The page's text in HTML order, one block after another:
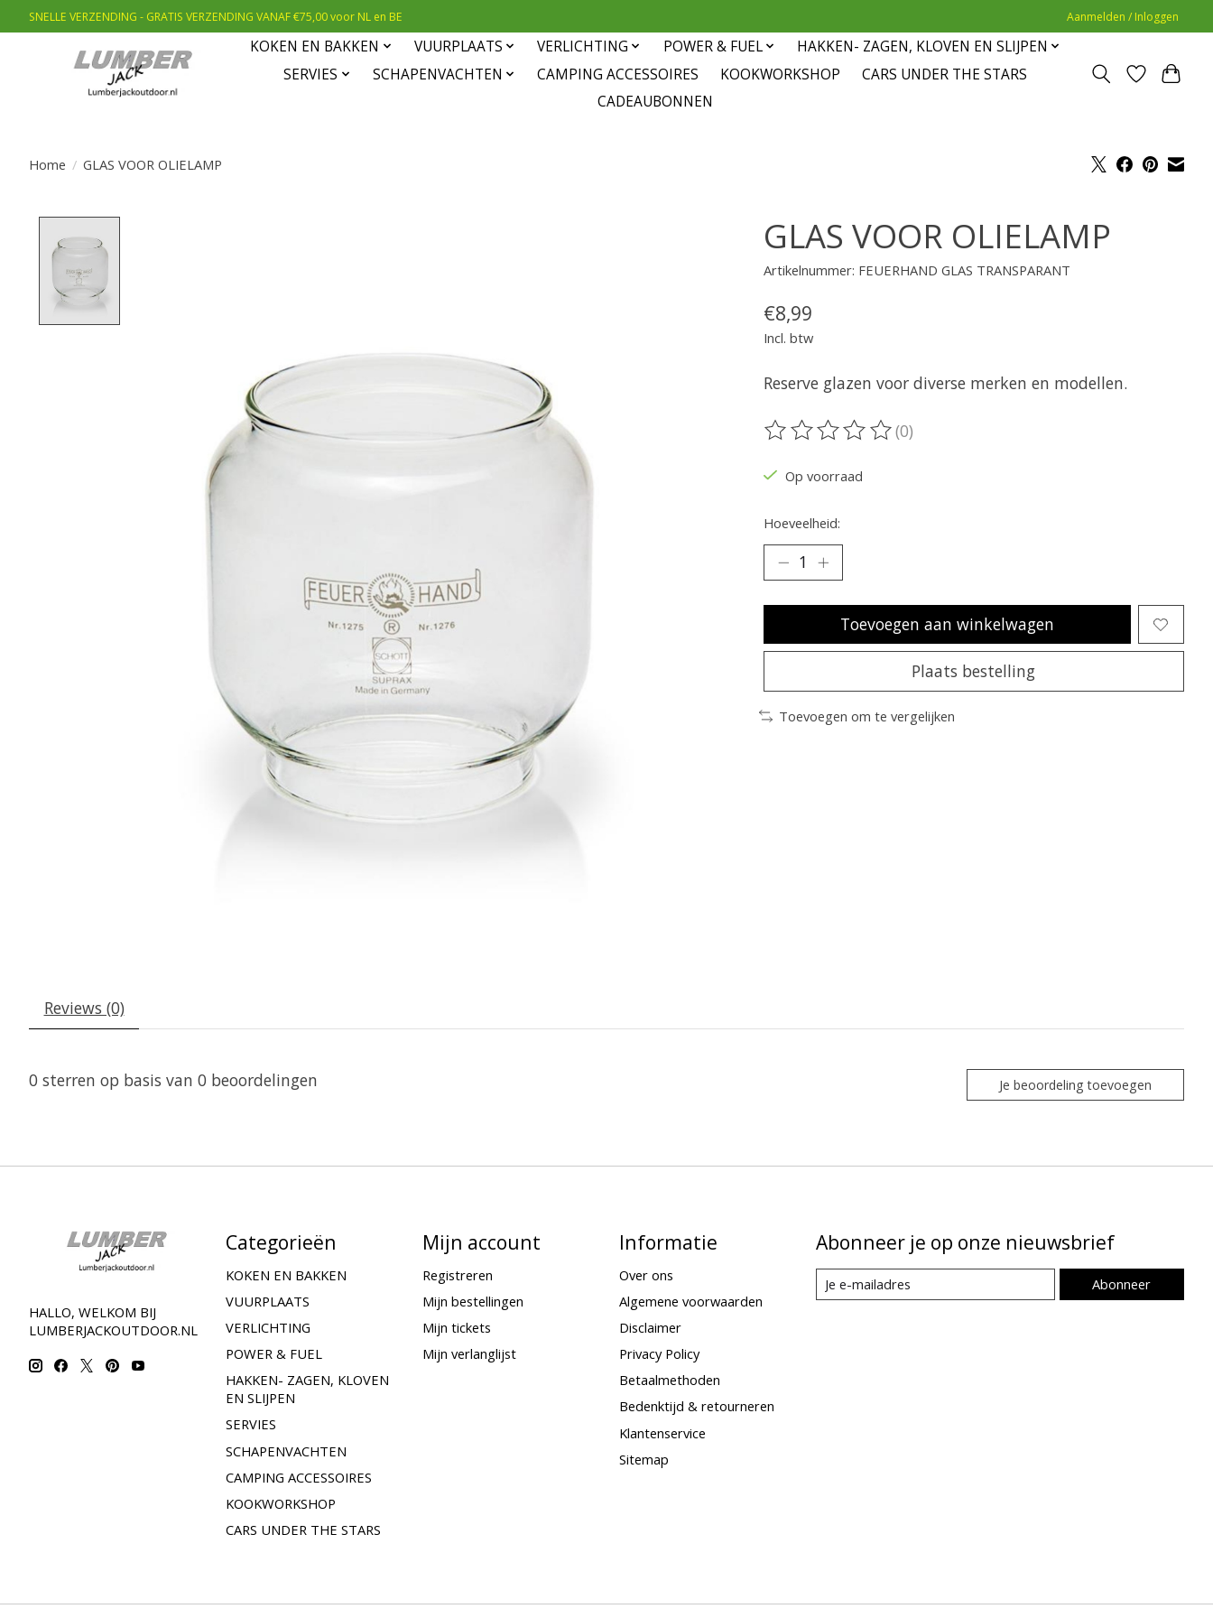
SNELLE VERZENDING - GRATIS VERZENDING VANAF €75,00 voor NL en BE Aanmelden / Inloggen
KOKEN EN BAKKEN VUURPLAATS VERLICHTING POWER & FUEL
HAKKEN- ZAGEN, KLOVEN EN SLIJPEN
SERVIES
SCHAPENVACHTEN CAMPING ACCESSOIRES KOOKWORKSHOP
CARS UNDER THE STARS
CADEAUBONNEN
Home / GLAS VOOR OLIELAMP
GLAS VOOR OLIELAMP
Artikelnummer: FEUERHAND GLAS TRANSPARANT
€8,99
Incl. btw
Reserve glazen voor diverse merken en modellen.
De beoordeling van dit product is
(0)
Op voorraad
Hoeveelheid:
Toevoegen aan winkelwagen
Plaats bestelling
Toevoegen om te vergelijken
Reviews (0)
0 sterren op basis van 0 beoordelingen Je beoordeling toevoegen
HALLO, WELKOM BIJ
LUMBERJACKOUTDOOR.NL
Categorieën
KOKEN EN BAKKEN
VUURPLAATS
VERLICHTING
POWER & FUEL
HAKKEN- ZAGEN, KLOVEN
EN SLIJPEN
SERVIES
SCHAPENVACHTEN
CAMPING ACCESSOIRES
KOOKWORKSHOP
CARS UNDER THE STARS
Mijn account
Registreren
Mijn bestellingen
Mijn tickets
Mijn verlanglijst
Informatie
Over ons
Algemene voorwaarden
Disclaimer
Privacy Policy
Betaalmethoden
Bedenktijd & retourneren
Klantenservice
Sitemap
Abonneer je op onze nieuwsbrief
Abonneer